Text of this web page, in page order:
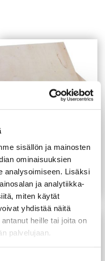
sisällön ja mainosten
ominaisuuksien
analysoimiseen. Lisäksi
ja analytiikka-
miten käytät
yhdistää näitä
heille tai joita on
palvelujaan.
Koivuvaneri kilo-laatu 18
mm
29,50€/m²
Lue lisää